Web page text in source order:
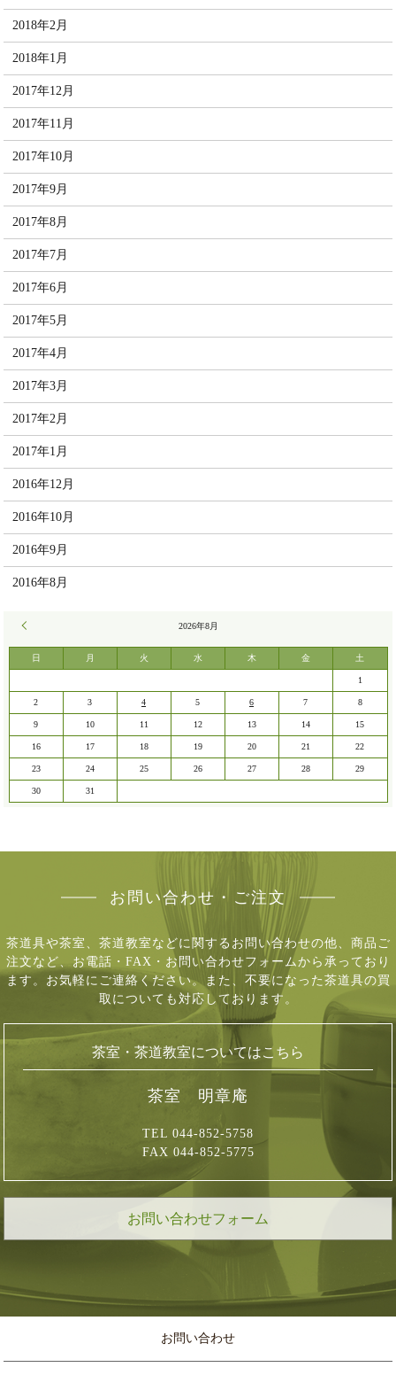
2018年2月
2018年1月
2017年12月
2017年11月
2017年10月
2017年9月
2017年8月
2017年7月
2017年6月
2017年5月
2017年4月
2017年3月
2017年2月
2017年1月
2016年12月
2016年10月
2016年9月
2016年8月
2026年8月
日 月 火 水 木 金 土
1
2 3 4 5 6 7 8
9 10 11 12 13 14 15
16 17 18 19 20 21 22
23 24 25 26 27 28 29
30 31
お問い合わせ・ご注文
茶道具や茶室、茶道教室などに関するお問い合わせの他、商品ご
注文など、 お電話・FAX・お問い合わせフォームから承っており
ます。お気軽にご連絡ください。
また、不要になった茶道具の買
取についても対応しております。
茶室・茶道教室についてはこちら
茶室 明章庵
TEL 044-852-5758
FAX 044-852-5775
お問い合わせフォーム
お問い合わせ